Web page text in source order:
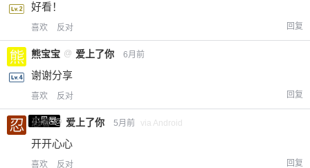
好看！
喜欢 反对 回复
熊宝宝 @ 爱上了你 6月前
谢谢分享
喜欢 反对 回复
小黑屋
忍者 @ 爱上了你 5月前 via Android
开开心心
喜欢 反对 回复